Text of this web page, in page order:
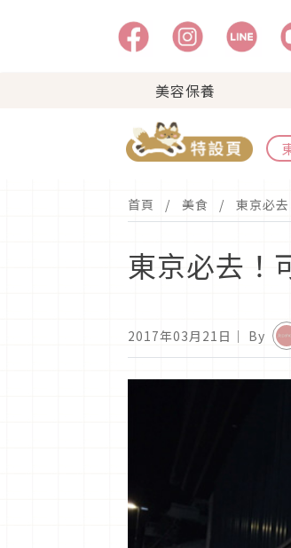
美容保養
首頁 美食 東京必
東京必去！
2017年03月21日 ｜ By